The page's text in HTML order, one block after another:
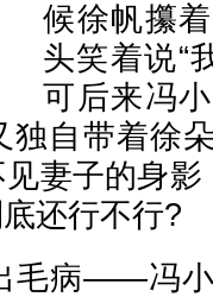
候徐帆攥
头笑着说“
可后来冯
独自带着徐
妻子的身
还行不行?
毛病——冯